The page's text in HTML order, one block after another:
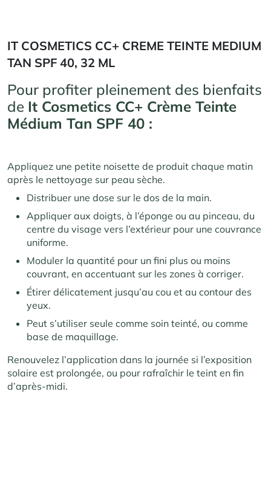
IT COSMETICS CC+ CREME TEINTE MEDIUM
TAN SPF 40, 32 ML
Pour profiter pleinement des bienfaits
de It Cosmetics CC+ Crème Teinte
Médium Tan SPF 40 :
Appliquez une petite noisette de produit chaque matin
après le nettoyage sur peau sèche.
Distribuer une dose sur le dos de la main.
Appliquer aux doigts, à l’éponge ou au pinceau, du
centre du visage vers l’extérieur pour une couvrance
uniforme.
Moduler la quantité pour un fini plus ou moins
couvrant, en accentuant sur les zones à corriger.
Étirer délicatement jusqu’au cou et au contour des
yeux.
Peut s’utiliser seule comme soin teinté, ou comme
base de maquillage.
Renouvelez l’application dans la journée si l’exposition
solaire est prolongée, ou pour rafraîchir le teint en fin
d’après-midi.